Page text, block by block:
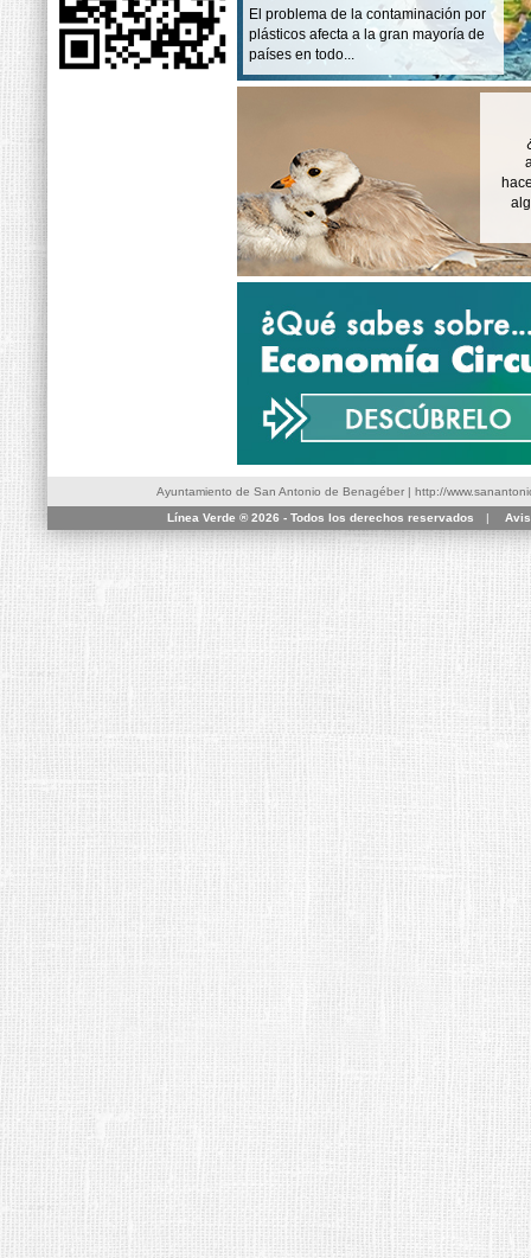
El problema de la contaminación por
plásticos afecta a la gran mayoría de
países en todo...
Ayuntamiento de San Antonio de Benagéber | http://
Línea Verde ® 2026 - Todos los derechos reservados
|